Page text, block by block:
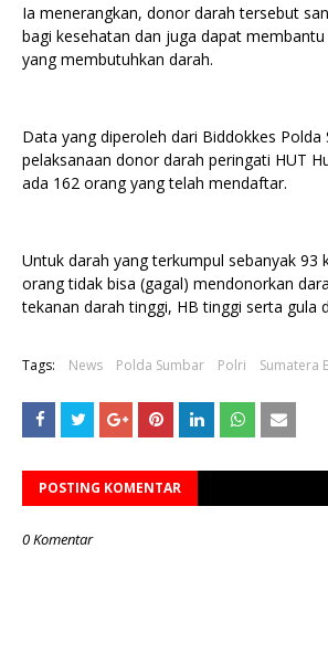
Ia menerangkan, donor darah tersebut
bagi kesehatan dan juga dapat
yang membutuhkan darah.
Data yang diperoleh dari Biddokkes Polda
pelaksanaan donor darah peringati HUT
ada 162 orang yang telah mendaftar.
Untuk darah yang terkumpul sebanyak 93
orang tidak bisa (gagal) mendonorkan
tekanan darah tinggi, HB tinggi serta gula
Tags: News Polda Sumbar Polri Sumatera
POSTING KOMENTAR
0 Komentar